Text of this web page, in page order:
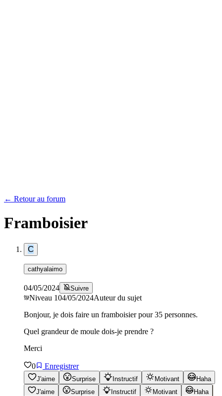
← Retour au forum
Framboisier
C
cathyalaimo
04/05/2024 Suivre
Niveau 104/05/2024Auteur du sujet
Bonjour, je dois faire un framboisier pour 35 personnes.
Quel grandeur de moule dois-je prendre ?
Merci
0 Enregistrer
J'aime Surprise Instructif Motivant
Haha
J'aime
Surprise Instructif Motivant
Haha